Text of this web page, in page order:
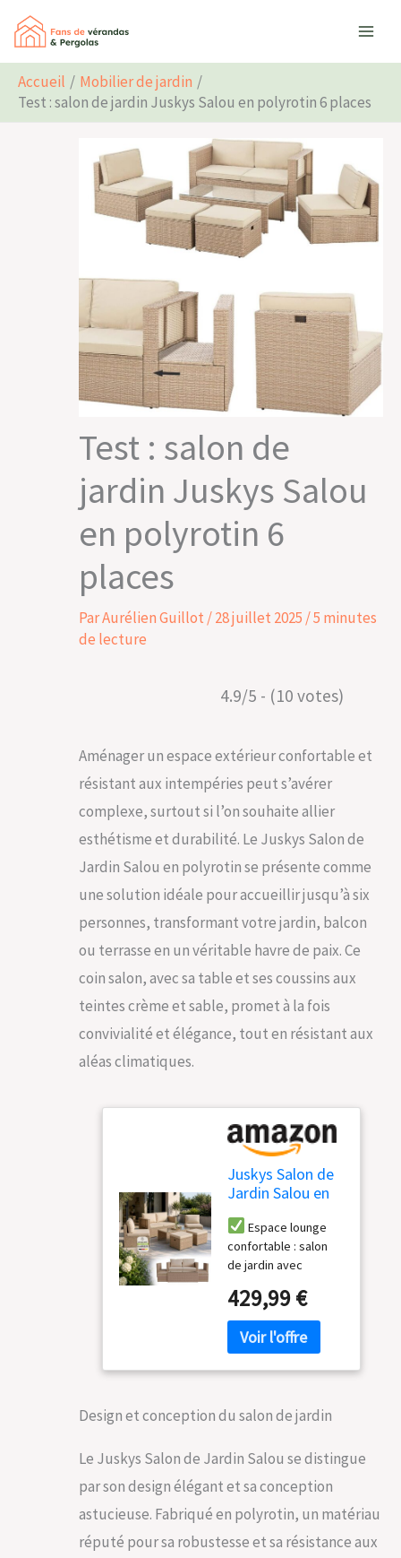
Aller
contenu
Accueil
Mobilier de jardin
Test : salon de jardin Juskys Salou en polyrotin 6 places
Test : salon de
jardin Juskys Salou
en polyrotin 6
places
ParAurélien Guillot /28 juillet 2025 /5 minutes
de lecture
4.9/5 - (10 votes)
Aménager un espace extérieur confortable et
résistant aux intempéries peut s’avérer
complexe, surtout si l’on souhaite allier
esthétisme et durabilité. Le Juskys Salon de
Jardin Salou en polyrotin se présente comme
une solution idéale pour accueillir jusqu’à six
personnes, transformant votre jardin, balcon
ou terrasse en un véritable havre de paix. Ce
coin salon, avec sa table et ses coussins aux
teintes crème et sable, promet à la fois
convivialité et élégance, tout en résistant aux
aléas climatiques.
Juskys Salon de
Jardin Salou en
Espace Lounge
d'extérieur
résistant aux
intempéries pour
6 Personnes -
Coin Salon avec
Table & Coussins
Balcon, terrasse
Espace lounge
confortable : salon
de jardin avec
& d'assise
moelleusement
rembourrés ;
meubles en polyrotin
élastique ; pour un
pendant de
Meubles
intempéries : salon
en toile de polyrotin
poudre ; robuste &
429,99 €
Design et conception du salon de jardin
Le Juskys Salon de Jardin Salou se distingue
par son design élégant et sa conception
astucieuse. Fabriqué en polyrotin, un matériau
réputé pour sa robustesse et sa résistance aux
Rechercher